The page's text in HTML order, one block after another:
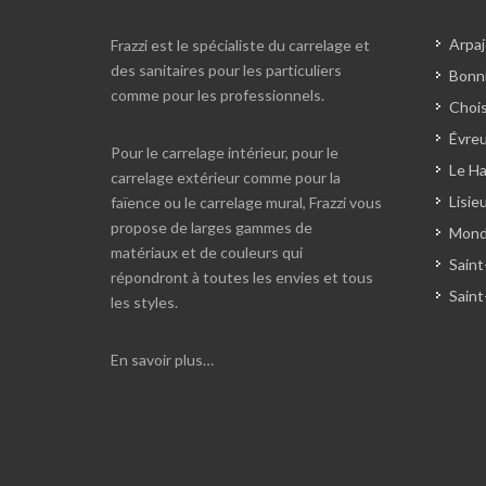
Frazzi est le spécialiste du carrelage et
des sanitaires pour les particuliers
comme pour les professionnels.
Pour le carrelage intérieur, pour le
carrelage extérieur comme pour la
faïence ou le carrelage mural, Frazzi vous
propose de larges gammes de
matériaux et de couleurs qui
répondront à toutes les envies et tous
les styles.
En savoir plus…
Le